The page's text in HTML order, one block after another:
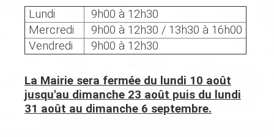
Lundi
9h00 à 12h30
Mercredi
9h00 à 12h30 / 13h30 à 16h00
Vendredi
9h00 à 12h30
La Mairie sera fermée du lundi 10 août
jusqu'au dimanche 23 août puis du lundi
31 août au dimanche 6 septembre.